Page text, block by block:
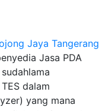
Jasa PDA
dalam
yang mana